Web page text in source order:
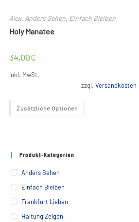
Alex, Anders Sehen, Einfach Bleiben
Holy Manatee
34,00€
inkl. MwSt.
zzgl. Versandkosten
Zusätzliche Optionen
Dieses
weist
Produkt-Kategorien
Anders Sehen
Einfach Bleiben
Frankfurt Lieben
Haltung Zeigen